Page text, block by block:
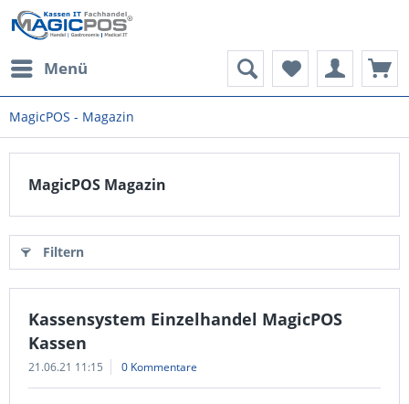
Menü
MagicPOS - Magazin
MagicPOS Magazin
Filtern
Kassensystem Einzelhandel MagicPOS
Kassen
21.06.21 11:15 0 Kommentare